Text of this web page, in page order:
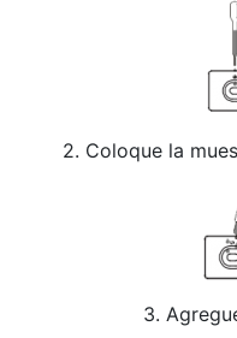
2. Coloque la
3.